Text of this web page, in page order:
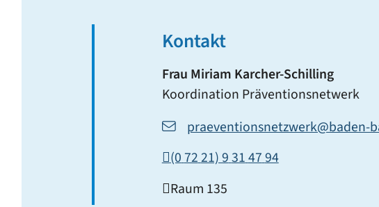
Kontakt
Frau Miriam Karcher-Schilling
Koordination Präventionsnetwerk
praeventionsnetzwerk@baden-
(07221) 9314794
Raum 135